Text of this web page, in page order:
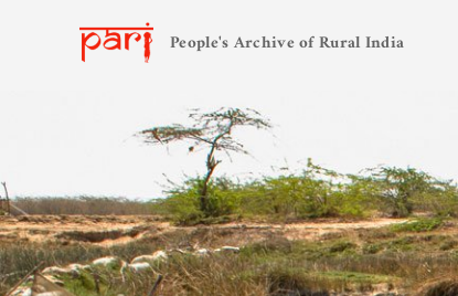
People's Archive of Rural India